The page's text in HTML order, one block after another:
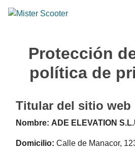
Protección
política de
Titular del sitio web
Nombre: ADE ELEVATION
Domicilio: Calle de Manacor,